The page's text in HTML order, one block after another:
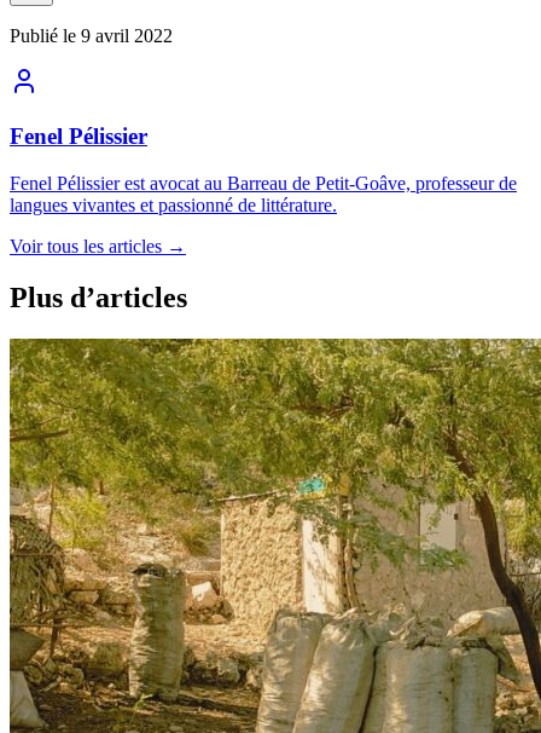
Publié le 9 avril 2022
Fenel Pélissier
Fenel Pélissier est avocat au Barreau de Petit-Goâve, professeur de
langues vivantes et passionné de littérature.
Voir tous les articles →
Plus d’articles